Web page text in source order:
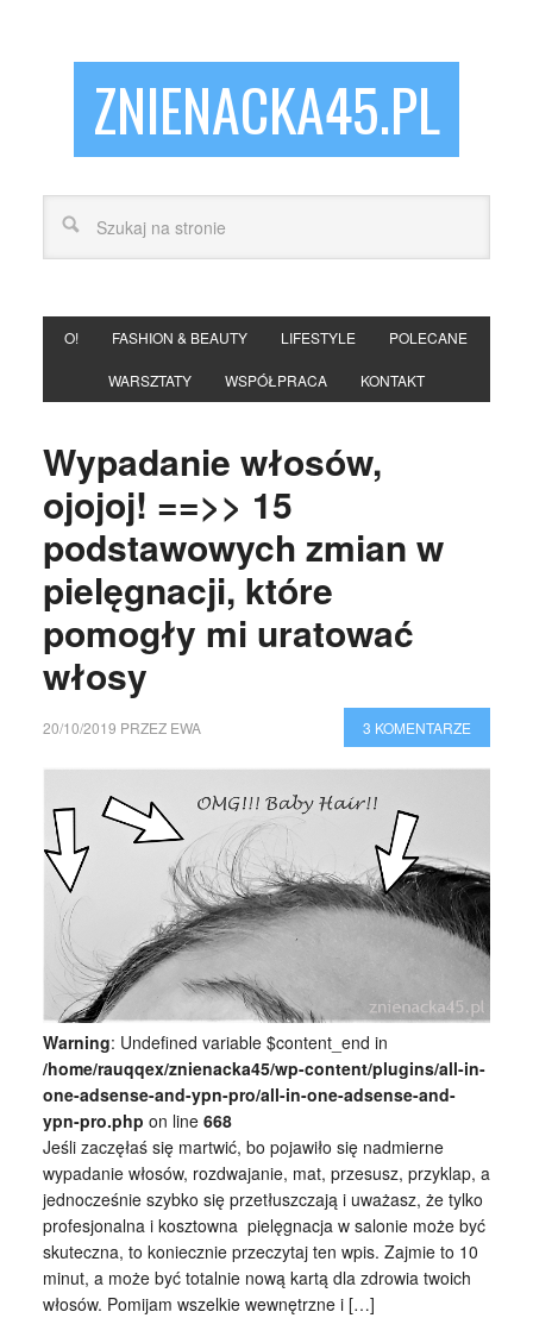
ZNIENACKA45.PL
O! FASHION & BEAUTY LIFESTYLE POLECANE
WARSZTATY WSPÓŁPRACA KONTAKT
Wypadanie włosów,
ojojoj! ==>> 15
podstawowych zmian w
pielęgnacji, które
pomogły mi uratować
włosy
20/10/2019 PRZEZ EWA 3 KOMENTARZE
Warning: Undefined variable $content_end in
/home/rauqqex/znienacka45/wp-content/plugins/all-in-
one-adsense-and-ypn-pro/all-in-one-adsense-and-
ypn-pro.php on line 668
Jeśli zaczęłaś się martwić, bo pojawiło się nadmierne
wypadanie włosów, rozdwajanie, mat, przesusz, przyklap, a
jednocześnie szybko się przetłuszczają i uważasz, że tylko
profesjonalna i kosztowna pielęgnacja w salonie może być
skuteczna, to koniecznie przeczytaj ten wpis. Zajmie to 10
minut, a może być totalnie nową kartą dla zdrowia twoich
włosów. Pomijam wszelkie wewnętrzne i […]